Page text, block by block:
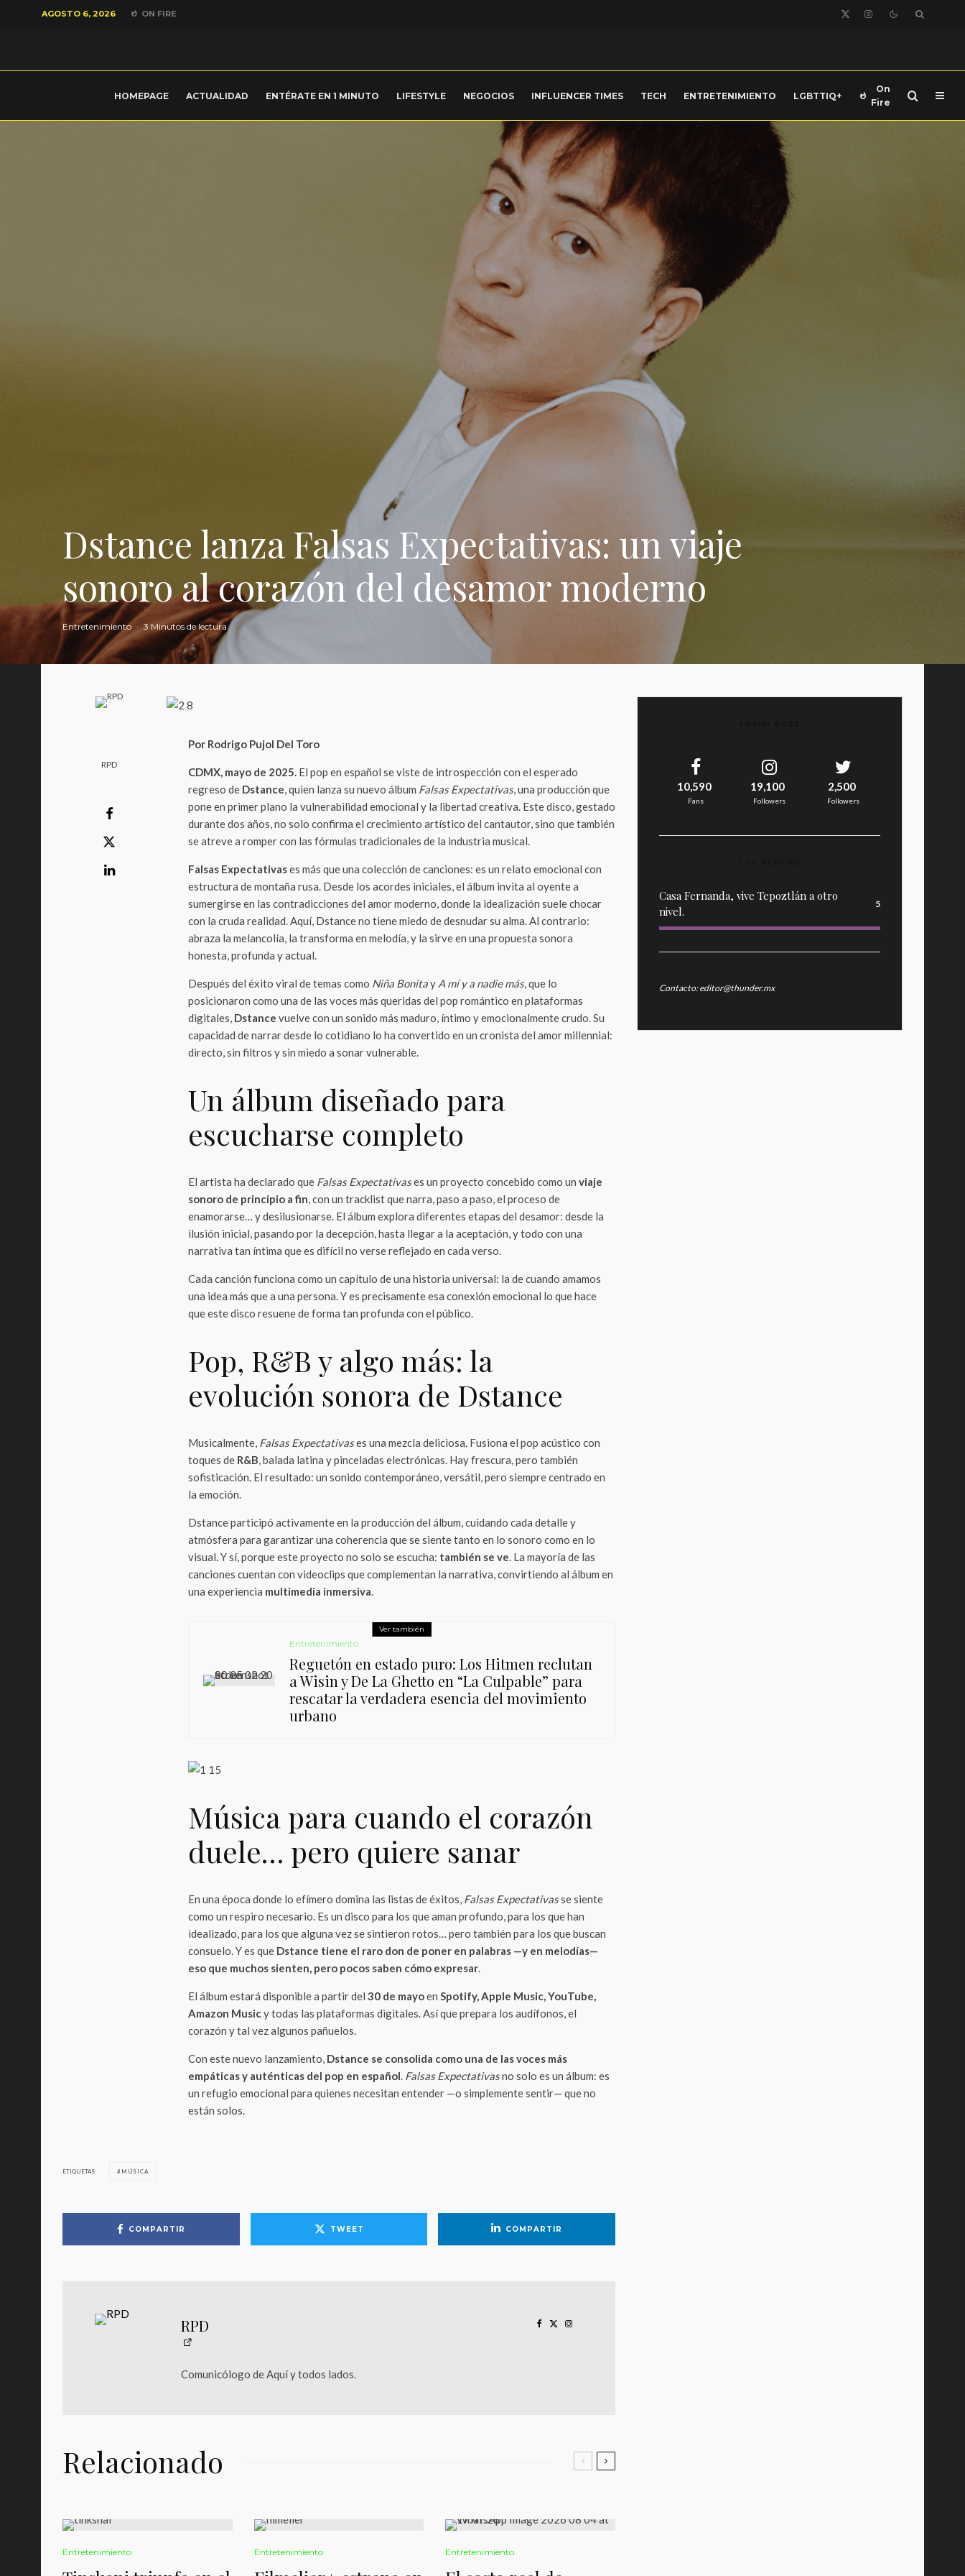
AGOSTO 6, 2026 ON FIRE
HOMEPAGE ACTUALIDAD ENTÉRATE EN 1 MINUTO LIFESTYLE NEGOCIOS INFLUENCER TIMES TECH ENTRETENIMIENTO LGBTTIQ+
On
Fire
Dstance lanza Falsas Expectativas: un viaje
sonoro al corazón del desamor moderno
Entretenimiento · 3 Minutos de lectura
RPD
Por Rodrigo Pujol Del Toro
CDMX, mayo de 2025. El pop en español se viste de introspección con el esperado
regreso de Dstance, quien lanza su nuevo álbum Falsas Expectativas, una producción que
pone en primer plano la vulnerabilidad emocional y la libertad creativa. Este disco, gestado
durante dos años, no solo confirma el crecimiento artístico del cantautor, sino que también
se atreve a romper con las fórmulas tradicionales de la industria musical.
Falsas Expectativases más que una colección de canciones: es un relato emocional con
estructura de montaña rusa. Desde los acordes iniciales, el álbum invita al oyente a
sumergirse en las contradicciones del amor moderno, donde la idealización suele chocar
con la cruda realidad. Aquí, Dstance no tiene miedo de desnudar su alma. Al contrario:
abraza la melancolía, la transforma en melodía, y la sirve en una propuesta sonora
honesta, profunda y actual.
Después del éxito viral de temas como Niña Bonitay A mí y a nadie más, que lo
posicionaron como una de las voces más queridas del pop romántico en plataformas
digitales, Dstance vuelve con un sonido más maduro, íntimo y emocionalmente crudo. Su
capacidad de narrar desde lo cotidiano lo ha convertido en un cronista del amor millennial:
directo, sin filtros y sin miedo a sonar vulnerable.
Un álbum diseñado para
escucharse completo
El artista ha declarado que Falsas Expectativases un proyecto concebido como un viaje
sonoro de principio a fin, con un tracklist que narra, paso a paso, el proceso de
enamorarse… y desilusionarse. El álbum explora diferentes etapas del desamor: desde la
ilusión inicial, pasando por la decepción, hasta llegar a la aceptación, y todo con una
narrativa tan íntima que es difícil no verse reflejado en cada verso.
Cada canción funciona como un capítulo de una historia universal: la de cuando amamos
una idea más que a una persona. Y es precisamente esa conexión emocional lo que hace
que este disco resuene de forma tan profunda con el público.
Pop, R&B y algo más: la
evolución sonora de Dstance
Musicalmente, Falsas Expectativases una mezcla deliciosa. Fusiona el pop acústico con
toques de R&B, balada latina y pinceladas electrónicas. Hay frescura, pero también
sofisticación. El resultado: un sonido contemporáneo, versátil, pero siempre centrado en
la emoción.
Dstance participó activamente en la producción del álbum, cuidando cada detalle y
atmósfera para garantizar una coherencia que se siente tanto en lo sonoro como en lo
visual. Y sí, porque este proyecto no solo se escucha: también se ve. La mayoría de las
canciones cuentan con videoclips que complementan la narrativa, convirtiendo al álbum en
una experiencia multimedia inmersiva.
Ver también
Entretenimiento
Reguetón en estado puro: Los Hitmen reclutan
a Wisin y De La Ghetto en “La Culpable” para
rescatar la verdadera esencia del movimiento
urbano
Música para cuando el corazón
duele… pero quiere sanar
En una época donde lo efímero domina las listas de éxitos, Falsas Expectativasse siente
como un respiro necesario. Es un disco para los que aman profundo, para los que han
idealizado, para los que alguna vez se sintieron rotos… pero también para los que buscan
consuelo. Y es que Dstance tiene el raro don de poner en palabras —y en melodías—
eso que muchos sienten, pero pocos saben cómo expresar.
El álbum estará disponible a partir del 30 de mayoen Spotify, Apple Music, YouTube,
Amazon Musicy todas las plataformas digitales. Así que prepara los audífonos, el
corazón y tal vez algunos pañuelos.
Con este nuevo lanzamiento, Dstance se consolida como una de las voces más
empáticas y auténticas del pop en español. Falsas Expectativasno solo es un álbum: es
un refugio emocional para quienes necesitan entender —o simplemente sentir— que no
están solos.
ETIQUETAS MÚSICA
COMPARTIR TWEET COMPARTIR
RPD
Comunicólogo de Aquí y todos lados.
Relacionado
Entretenimiento Entretenimiento Entretenimiento
10,590
Fans
19,100
Followers
2,500
Followers
Casa Fernanda, vive Tepoztlán a otro
nivel.
5
Contacto: editor@thunder.mx